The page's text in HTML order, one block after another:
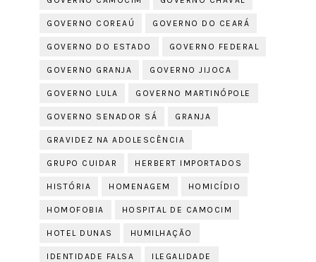
GOVERNO COREAÚ GOVERNO DO CEARÁ
GOVERNO DO ESTADO GOVERNO FEDERAL
GOVERNO GRANJA GOVERNO JIJOCA
GOVERNO LULA GOVERNO MARTINÓPOLE
GOVERNO SENADOR SÁ GRANJA
GRAVIDEZ NA ADOLESCÊNCIA
GRUPO CUIDAR HERBERT IMPORTADOS
HISTÓRIA HOMENAGEM HOMICÍDIO
HOMOFOBIA HOSPITAL DE CAMOCIM
HOTEL DUNAS HUMILHAÇÃO
IDENTIDADE FALSA ILEGALIDADE